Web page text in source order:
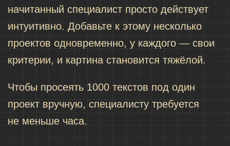
начитанный специалист просто действует
интуитивно. Добавьте к этому несколько
проектов одновременно, у каждого — свои
критерии, и картина становится тяжёлой.
Чтобы просеять 1000 текстов под один
проект вручную, специалисту требуется
не меньше часа.